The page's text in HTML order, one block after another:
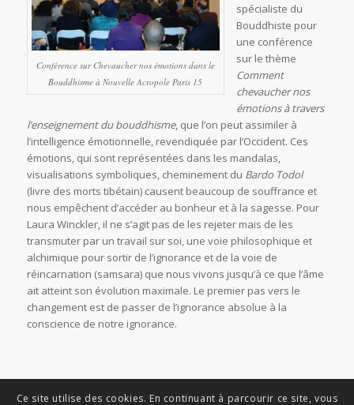
Conférence sur Chevaucher nos émotions dans le
Bouddhisme à Nouvelle Acropole Paris 15
spécialiste du
Bouddhiste pour
une conférence
sur le thème
Comment
chevaucher nos
émotions à travers
l’enseignement du bouddhisme, que l’on peut assimiler à
l’intelligence émotionnelle, revendiquée par l’Occident. Ces
émotions, qui sont représentées dans les mandalas,
visualisations symboliques, cheminement du Bardo Todol
(livre des morts tibétain) causent beaucoup de souffrance et
nous empêchent d’accéder au bonheur et à la sagesse. Pour
Laura Winckler, il ne s’agit pas de les rejeter mais de les
transmuter par un travail sur soi, une voie philosophique et
alchimique pour sortir de l’ignorance et de la voie de
réincarnation (samsara) que nous vivons jusqu’à ce que l’âme
ait atteint son évolution maximale. Le premier pas vers le
changement est de passer de l’ignorance absolue à la
conscience de notre ignorance.
Ce site utilise des cookies. En continuant à parcourir ce site, vous